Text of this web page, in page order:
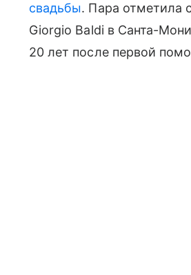
свадьбы. Пара отметила
Giorgio Baldi в Санта-
20 лет после первой